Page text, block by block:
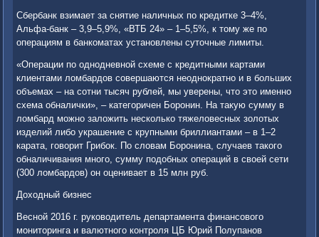
Сбербанк взимает за снятие наличных по кредитке 3–4%,
Альфа-банк – 3,9–5,9%, «ВТБ 24» – 1–5,5%, к тому же по
операциям в банкоматах установлены суточные лимиты.
«Операции по однодневной схеме с кредитными картами
клиентами ломбардов совершаются неоднократно и в больших
объемах – на сотни тысяч рублей, мы уверены, что это именно
схема обналички», – категоричен Боронин. На такую сумму в
ломбард можно заложить несколько тяжеловесных золотых
изделий либо украшение с крупными бриллиантами – в 1–2
карата, говорит Грибок. По словам Боронина, случаев такого
обналичивания много, сумму подобных операций в своей сети
(300 ломбардов) он оценивает в 15 млн руб.
Доходный бизнес
Весной 2016 г. руководитель департамента финансового
мониторинга и валютного контроля ЦБ Юрий Полупанов